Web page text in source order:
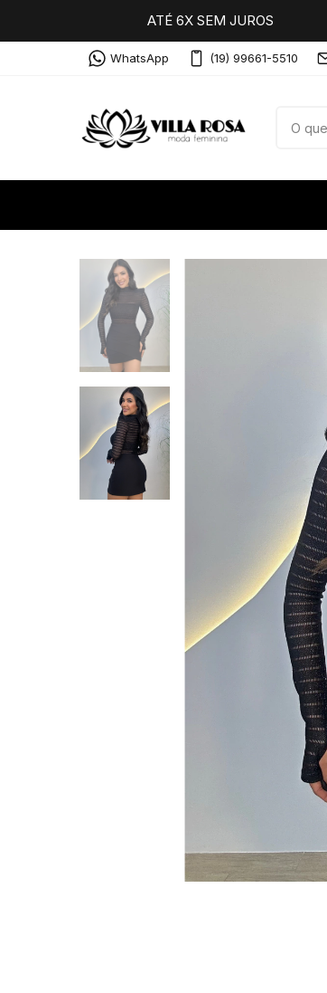
ATÉ 6X SEM JUROS
WhatsApp (19) 99661-5510